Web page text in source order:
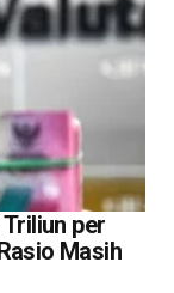
per
Masih